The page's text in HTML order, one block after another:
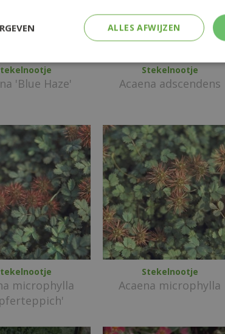
'Blue Haze'
Stekelnootje
Acaena adscendens
microphylla
Stekelnootje
Acaena microphylla
ALLES AFWIJZEN